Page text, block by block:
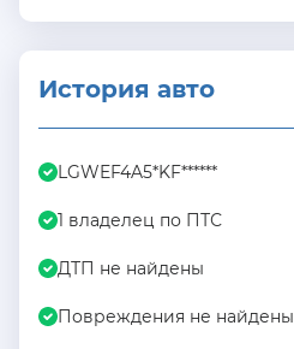
История авто
LGWEF4A5*KF******
1 владелец по ПТС
ДТП не найдены
Повреждения не найдены